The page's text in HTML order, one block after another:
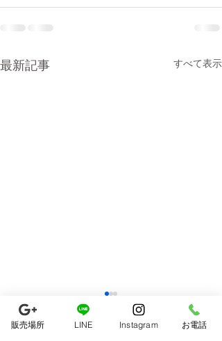
最新記事 すべて表示
販売場所 LINE Instagram お電話